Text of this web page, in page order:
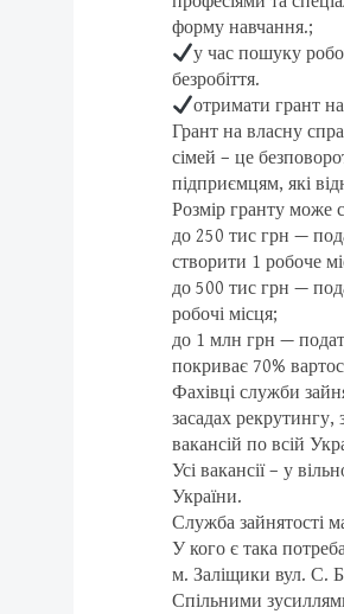
форму навчання.;
у час пошуку
безробіття.
отримати грант
Грант на власну
сімей – це
підприємцям, які
Розмір гранту може
до 250 тис грн —
створити 1 робоче
до 500 тис грн —
робочі місця;
до 1 млн грн —
покриває 70%
Фахівці служби
засадах рекрутингу,
вакансій по всій
Усі вакансії – у
України.
Служба зайнятості
У кого є така
м. Заліщики вул. С.
Спільними